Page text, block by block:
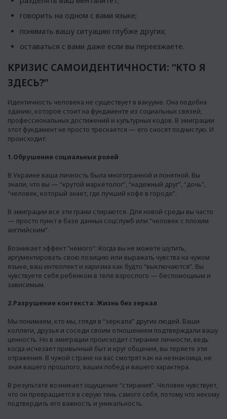
говорить на одном с вами языке;
понимать вашу ситуацию глубже других;
оставаться с вами даже если вы переезжаете.
КРИЗИС САМОИДЕНТИЧНОСТИ: “КТО Я
ЗДЕСЬ?”
Идентичность человека не существует в вакууме. Она подобна
зданию, которое стоит на фундаменте из социальных связей,
профессиональных достижений и культурных кодов. В эмиграции
этот фундамент не просто трескается — его сносят подчистую. И
происходит:
1.Обрушение социальных ролей
В Украине ваша личность была многогранной и понятной. Вы
знали, что вы — “крутой маркетолог”, “надежный друг”, “дочь”,
“человек, который знает, где лучший кофе в городе”.
В эмиграции все эти грани стираются. Для новой среды вы часто
— просто пункт в базе данных соцслужб или “человек с плохим
английским”.
Возникает эффект “немого”: Когда вы не можете шутить,
аргументировать свою позицию или выражать чувства на чужом
языке, ваш интеллект и харизма как будто “выключаются”. Вы
чувствуете себя ребенком в теле взрослого — беспомощным и
зависимым.
2.Разрушение контекста: Жизнь без зеркал
Мы понимаем, кто мы, глядя в “зеркала” других людей. Ваши
коллеги, друзья и соседи своим отношением подтверждали вашу
ценность. Но в эмиграции происходит стирание личности, ведь
когда исчезает привычный быт и круг общения, вы теряете эти
отражения. В чужой стране на вас смотрят как на незнакомца, не
зная вашего прошлого, ваших побед и вашего характера.
В результате возникает ощущение “стирания”. Человек чувствует,
что он превращается в серую тень самого себя, потому что некому
подтвердить его важность и уникальность.